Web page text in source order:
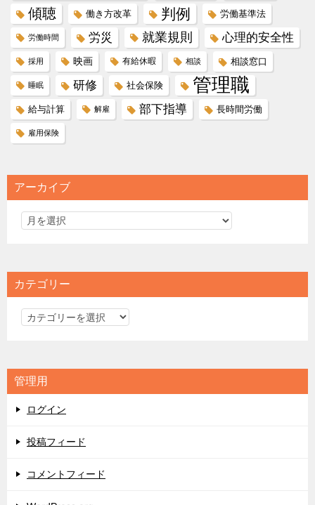
傾聴 働き方改革 判例 労働基準法
労働時間 労災 就業規則 心理的安全性
採用 映画 有給休暇 相談 相談窓口
睡眠 研修 社会保険 管理職
給与計算 解雇 部下指導 長時間労働
雇用保険
アーカイブ
カテゴリー
カ
リ
ー
管理用
ログイン
投稿フィード
コメントフィード